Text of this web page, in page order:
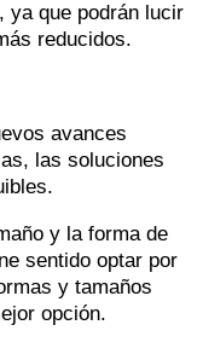
ya que podrán lucir
reducidos.
avances
las soluciones
y la forma de
sentido optar por
y tamaños
opción.